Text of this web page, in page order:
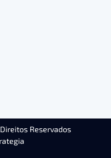
Reservados